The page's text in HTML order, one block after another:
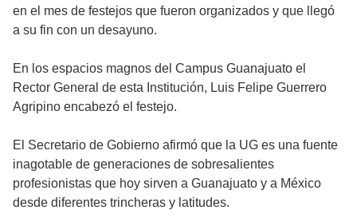
en el mes de festejos que fueron organizados y que llegó
a su fin con un desayuno.
En los espacios magnos del Campus Guanajuato el
Rector General de esta Institución, Luis Felipe Guerrero
Agripino encabezó el festejo.
El Secretario de Gobierno afirmó que la UG es una fuente
inagotable de generaciones de sobresalientes
profesionistas que hoy sirven a Guanajuato y a México
desde diferentes trincheras y latitudes.